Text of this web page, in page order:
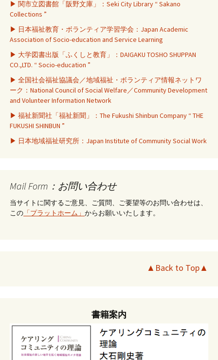
▶ 関市立図書館「阪野文庫」：Seki City Library “ Sakano
Collections ”
▶ 日本福祉教育・ボランティア学習学会：Japan Academic
Association of Socio-education and Service Learning
▶ 大学図書出版「ふくしと教育」：DAIGAKU TOSHO SHUPPAN
CO.,LTD. “ Socio-education ”
▶ 全国社会福祉協議会／地域福祉・ボランティア情報ネットワ
ーク：National Council of Social Welfare／Community Development
and Volunteer Information Network
▶ 福祉新聞社「福祉新聞」：The Fukushi Shinbun Company “ THE
FUKUSHI SHINBUN ”
▶ 日本地域福祉研究所：Japan Institute of Community Social Work
Mail Form：お問い合わせ
当サイトに関するご意見、ご質問、ご要望等のお問い合わせは、
この 「プラットホーム」 からお願いいたします。
▲Back to Top▲
書籍案内